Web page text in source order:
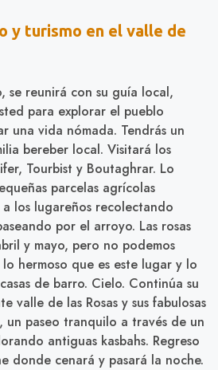
y turismo en el valle de
se reunirá con su guía local,
para explorar el pueblo
una vida nómada. Tendrás un
bereber local. Visitará los
Tourbist y Boutaghrar. Lo
parcelas agrícolas
los lugareños recolectando
por el arroyo. Las rosas
y mayo, pero no podemos
hermoso que es este lugar y lo
de barro. Cielo. Continúa su
valle de las Rosas y sus fabulosas
un paseo tranquilo a través de un
antiguas kasbahs. Regreso
donde cenará y pasará la noche.